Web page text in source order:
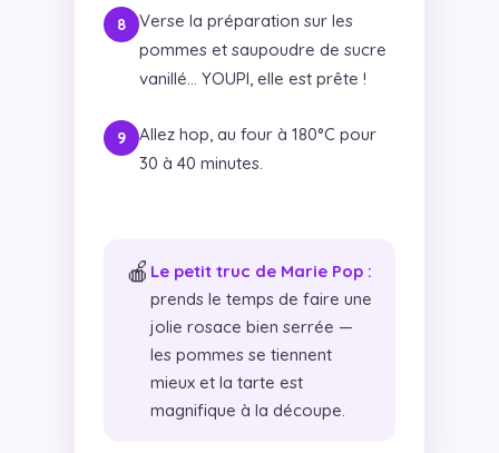
Verse la préparation sur les
pommes et saupoudre de sucre
vanillé… YOUPI, elle est prête !
Allez hop, au four à 180°C pour
30 à 40 minutes.
🍎 Le petit truc de Marie Pop :
prends le temps de faire une
jolie rosace bien serrée —
les pommes se tiennent
mieux et la tarte est
magnifique à la découpe.